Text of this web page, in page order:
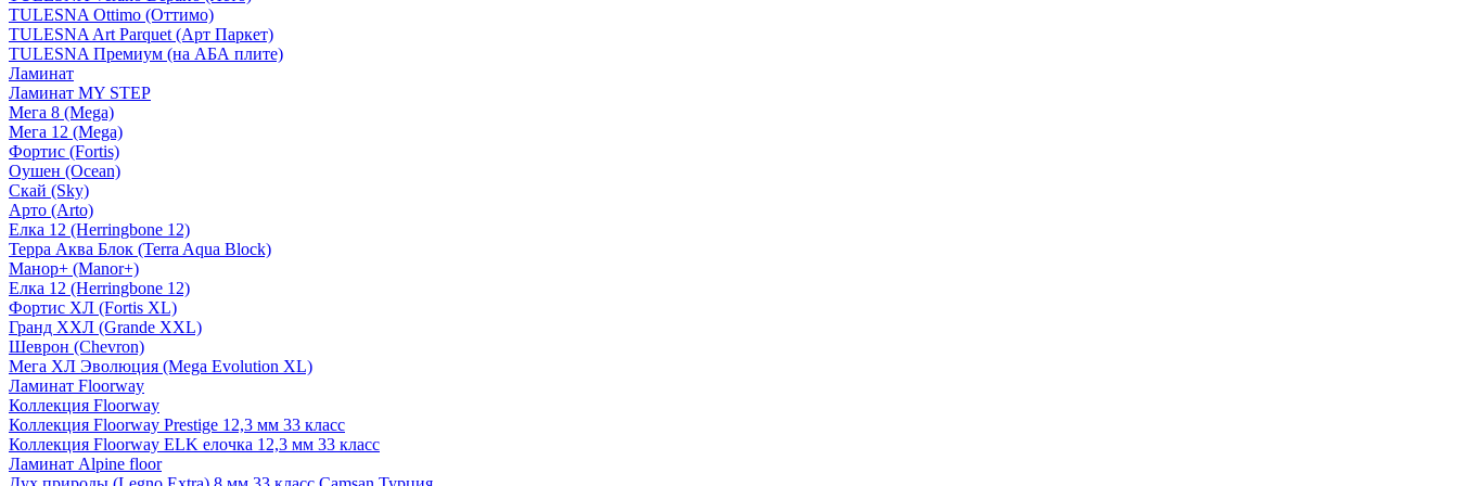
TULESNA Ottimo (Оттимо)
TULESNA Art Parquet (Арт Паркет)
TULESNA Премиум (на АБА плите)
Ламинат
Ламинат MY STEP
Мега 8 (Mega)
Мега 12 (Mega)
Фортис (Fortis)
Оушен (Ocean)
Скай (Sky)
Арто (Arto)
Елка 12 (Herringbone 12)
Терра Аква Блок (Terra Aqua Block)
Манор+ (Manor+)
Елка 12 (Herringbone 12)
Фортис ХЛ (Fortis XL)
Гранд ХХЛ (Grande XXL)
Шеврон (Chevron)
Мега ХЛ Эволюция (Mega Evolution XL)
Ламинат Floorway
Коллекция Floorway
Коллекция Floorway Prestige 12,3 мм 33 класс
Коллекция Floorway ELK елочка 12,3 мм 33 класс
Ламинат Alpine floor